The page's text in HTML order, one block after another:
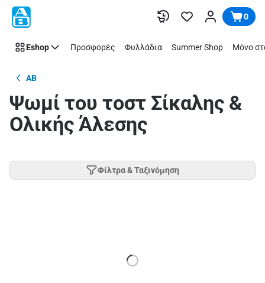
Παράλειψη 0
Eshop Προσφορές Φυλλάδια Summer Shop Μόνο
AB
Ψωμί του τοστ Σίκαλης &
Ολικής Άλεσης
Φίλτρα & Ταξινόμηση